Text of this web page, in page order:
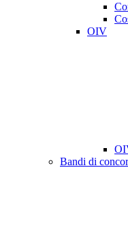
OIV
Bandi di